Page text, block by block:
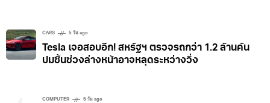
CARS 5 วัน ago
Tesla เจอสอบอีก! สหรัฐฯ ตรวจรถกว่า 1.2 ล้านคัน
ปมชิ้นช่วงล่างหน้าอาจหลุดระหว่างวิ่ง
COMPUTER 5 วัน ago